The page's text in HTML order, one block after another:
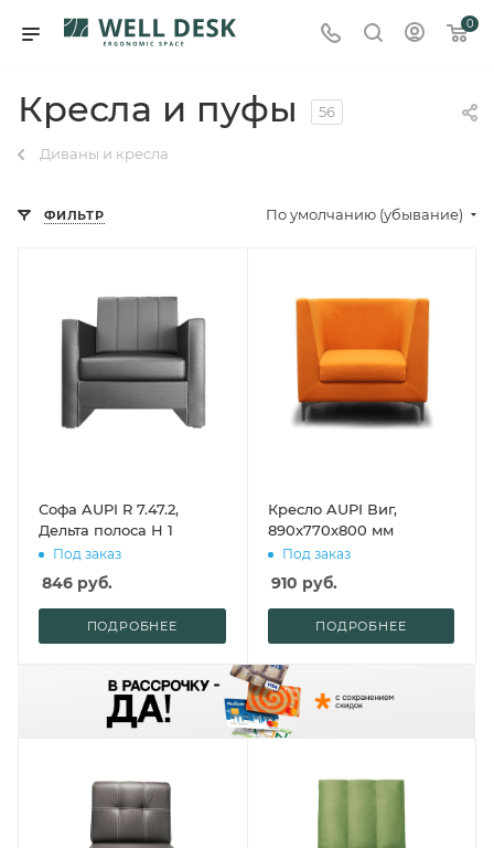
0
Кресла и пуфы 56
Диваны и кресла
ФИЛЬТР По умолчанию (убывание)
Софа AUPI R 7.47.2,
Дельта полоса Н 1
Под заказ
846 руб.
ПОДРОБНЕЕ
Кресло AUPI Виг,
890х770х800 мм
Под заказ
910 руб.
ПОДРОБНЕЕ